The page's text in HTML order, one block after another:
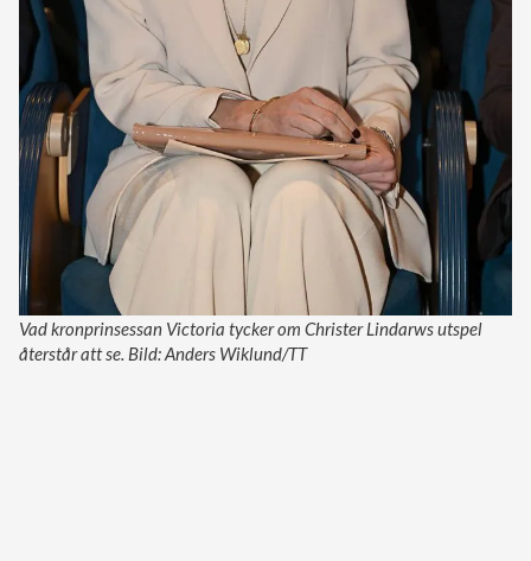
Vad kronprinsessan Victoria tycker om Christer Lindarws utspel
återstår att se. Bild: Anders Wiklund/TT